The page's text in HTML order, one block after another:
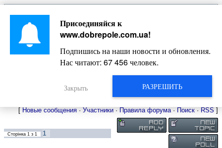
Главная
Новости
Довідкова
Фото
Оголошення
Видео
Жизнь Добропольского края
[ Новые сообщения · Участники · Правила форума· Поиск · RSS ]
Сторінка 1 з 1 1
Присоединяйся к
www.dobrepole.com.ua!
Подпишись на наши новости и обновления.
Нас читают: 67 456человек.
РАЗРЕШИТЬ
Закрыть